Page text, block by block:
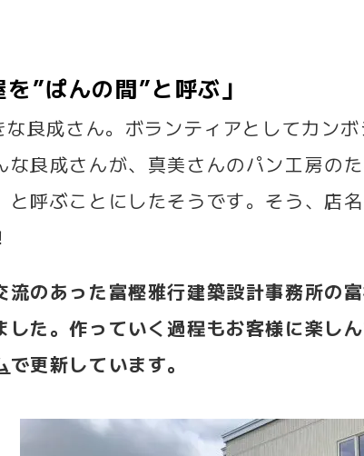
を”ぱんの間”と呼ぶ」
良成さん。ボランティアとしてカン
な良成さんが、真美さんのパン工房の
と呼ぶことにしたそうです。そう、店
流のあった富樫雅行建築設計事務所の
した。作っていく過程もお客様に楽し
で更新しています。